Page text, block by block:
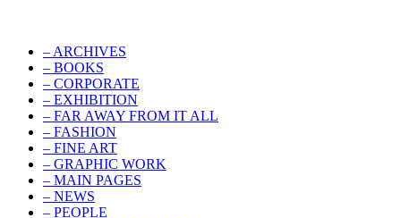
– ARCHIVES
– BOOKS
– CORPORATE
– EXHIBITION
– FAR AWAY FROM IT ALL
– FASHION
– FINE ART
– GRAPHIC WORK
– MAIN PAGES
– NEWS
– PEOPLE